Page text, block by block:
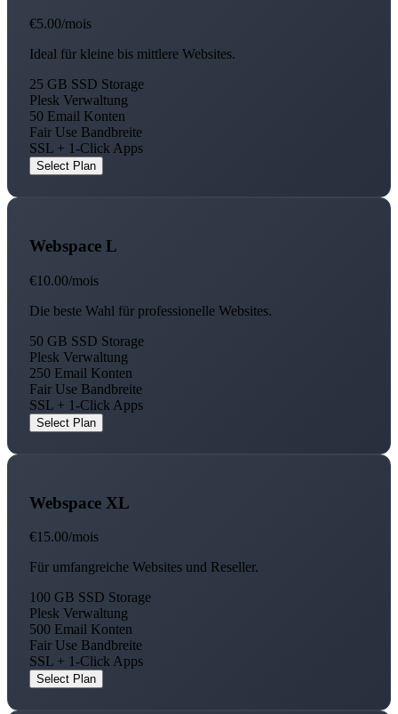
€5.00/mois
Ideal für kleine bis mittlere Websites.
25 GB SSD Storage
Plesk Verwaltung
50 Email Konten
Fair Use Bandbreite
SSL + 1-Click Apps
Select Plan
Webspace L
€10.00/mois
Die beste Wahl für professionelle Websites.
50 GB SSD Storage
Plesk Verwaltung
250 Email Konten
Fair Use Bandbreite
SSL + 1-Click Apps
Select Plan
Webspace XL
€15.00/mois
Für umfangreiche Websites und Reseller.
100 GB SSD Storage
Plesk Verwaltung
500 Email Konten
Fair Use Bandbreite
SSL + 1-Click Apps
Select Plan